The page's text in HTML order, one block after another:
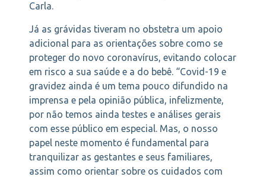
Carla.
Já as grávidas tiveram no obstetra um apoio
adicional para as orientações sobre como se
proteger do novo coronavírus, evitando colocar
em risco a sua saúde e a do bebê. “Covid-19 e
gravidez ainda é um tema pouco difundido na
imprensa e pela opinião pública, infelizmente,
por não temos ainda testes e análises gerais
com esse público em especial. Mas, o nosso
papel neste momento é fundamental para
tranquilizar as gestantes e seus familiares,
assim como orientar sobre os cuidados com